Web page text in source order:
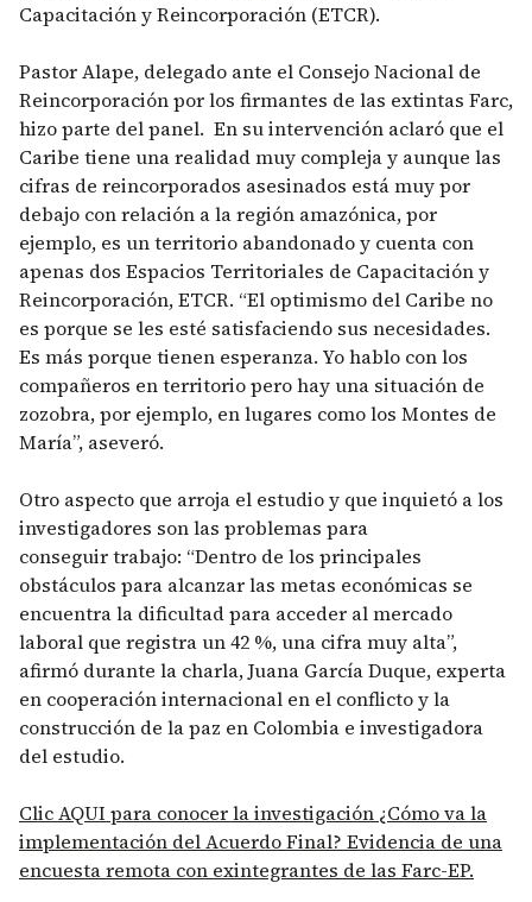
Capacitación y Reincorporación (ETCR).
Pastor Alape, delegado ante el Consejo Nacional de
Reincorporación por los firmantes de las extintas Farc,
hizo parte del panel. En su intervención aclaró que el
Caribe tiene una realidad muy compleja y aunque las
cifras de reincorporados asesinados está muy por
debajo con relación a la región amazónica, por
ejemplo, es un territorio abandonado y cuenta con
apenas dos Espacios Territoriales de Capacitación y
Reincorporación, ETCR. “El optimismo del Caribe no
es porque se les esté satisfaciendo sus necesidades.
Es más porque tienen esperanza. Yo hablo con los
compañeros en territorio pero hay una situación de
zozobra, por ejemplo, en lugares como los Montes de
María”, aseveró.
Otro aspecto que arroja el estudio y que inquietó a los
investigadores son las problemas para
conseguir trabajo: “Dentro de los principales
obstáculos para alcanzar las metas económicas se
encuentra la dificultad para acceder al mercado
laboral que registra un 42 %, una cifra muy alta”,
afirmó durante la charla, Juana García Duque, experta
en cooperación internacional en el conflicto y la
construcción de la paz en Colombia e investigadora
del estudio.
Clic AQUI para conocer la investigación ¿Cómo va la
implementación del Acuerdo Final? Evidencia de una
encuesta remota con exintegrantes de las Farc-EP.